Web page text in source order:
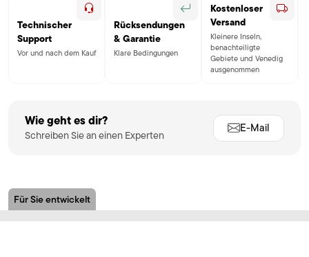
Technischer
Support
Vor und nach dem Kauf
Rücksendungen
& Garantie
Klare Bedingungen
Kostenloser
Versand
Kleinere Inseln,
benachteiligte
Gebiete und Venedig
ausgenommen
Wie geht es dir?
Schreiben Sie an einen Experten
E-Mail
Für Sie entwickelt